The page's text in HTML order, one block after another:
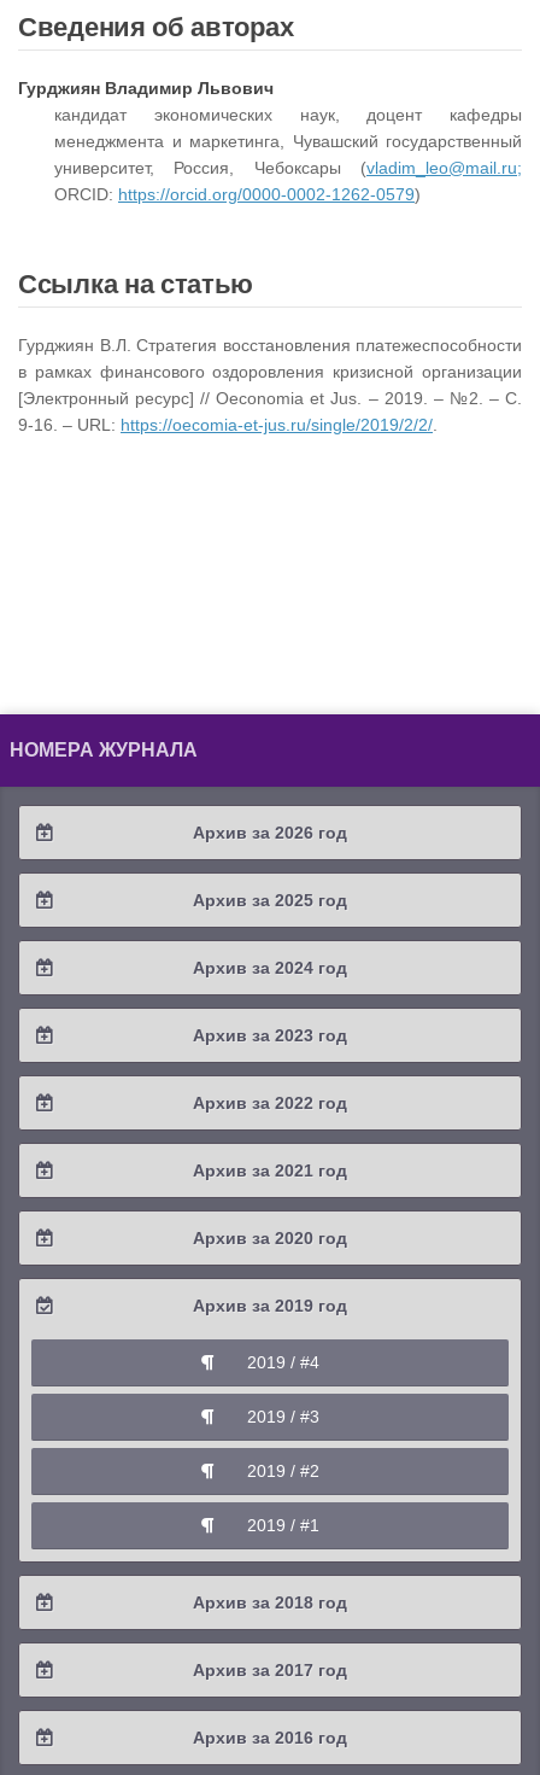
Сведения об авторах
Гурджиян Владимир Львович
кандидат экономических наук, доцент кафедры
менеджмента и маркетинга, Чувашский государственный
университет, Россия, Чебоксары (vladim_leo@mail.ru;
ORCID: https://orcid.org/0000-0002-1262-0579)
Ссылка на статью
Гурджиян В.Л. Стратегия восстановления платежеспособности
в рамках финансового оздоровления кризисной организации
[Электронный ресурс] // Oeconomia et Jus. – 2019. – №2. – С.
9-16. – URL: https://oecomia-et-jus.ru/single/2019/2/2/
НОМЕРА ЖУРНАЛА
Архив за 2026 год
2026 / #2
2026 / #1
Архив за 2025 год
2025 / #4
2025 / #3
2025 / #1
Архив за 2024 год
2024 / #4
2024 / #3
2024 / #1
Архив за 2023 год
2023 / #4
2023 / #3
2023 / #1
Архив за 2022 год
2022 / #4
2022 / #3
2022 / #1
Архив за 2021 год
2021 / #4
2021 / #3
Архив за 2020 год
2020 / #4
2020 / #3
2020 / #2
2020 / #1
Архив за 2019 год
2019 / #4
2019 / #3
2019 / #2
2019 / #1
Архив за 2018 год
2018 / #4
2018 / #3
Архив за 2017 год
2017 / #4
2017 / #3
Архив за 2016 год